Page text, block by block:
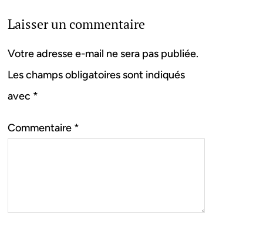
Laisser un commentaire
Votre adresse e-mail ne sera pas publiée.
Les champs obligatoires sont indiqués
avec *
Commentaire *